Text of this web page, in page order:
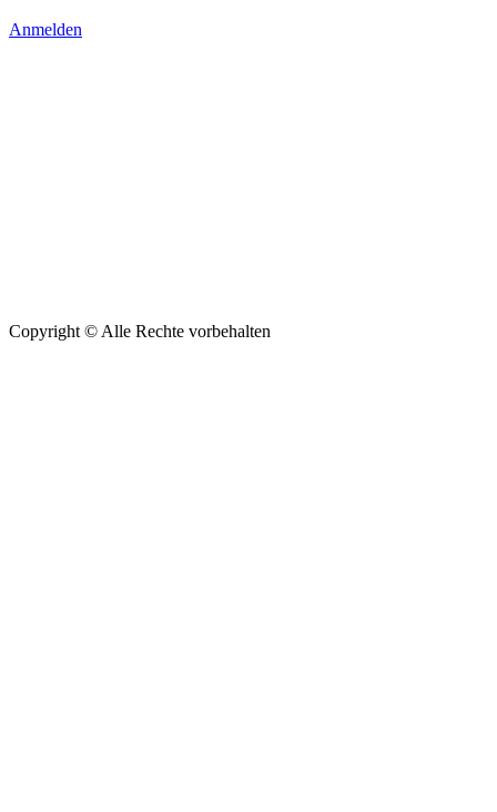
Anmelden
Copyright © Alle Rechte vorbehalten